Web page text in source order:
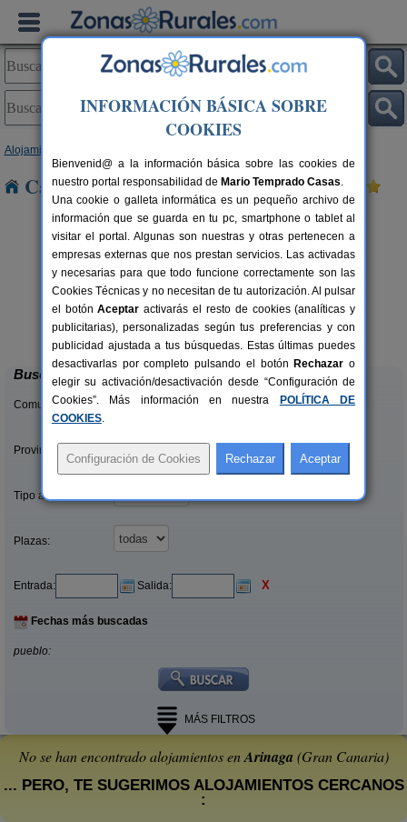
Alojamientos
Casas Rurales cerca de Arinaga
2 pers.
desde23 €
Casa El Granero
Aguimes (Gran Canaria)
Buscar
Comunidades:
Provincias/Islas:
Tipo alquiler:
Plazas:
Entrada: Salida: X
Fechas más buscadas
pueblo:
MÁS FILTROS
No se han encontrado alojamientos enArinaga (Gran Canaria)
... PERO, TE SUGERIMOS ALOJAMIENTOS CERCANOS
:
INFORMACIÓN BÁSICA SOBRE
COOKIES
Bienvenid@ a la información básica sobre las cookies de
nuestro portal responsabilidad de Mario Temprado Casas.
Una cookie o galleta informática es un pequeño archivo de
información que se guarda en tu pc, smartphone o tablet al
visitar el portal. Algunas son nuestras y otras pertenecen a
empresas externas que nos prestan servicios. Las activadas
y necesarias para que todo funcione correctamente son las
Cookies Técnicas y no necesitan de tu autorización. Al pulsar
el botónAceptar activarás el resto de cookies (analíticas y
publicitarias), personalizadas según tus preferencias y con
publicidad ajustada a tus búsquedas. Estas últimas puedes
desactivarlas por completo pulsando el botón Rechazar o
elegir su activación/desactivación desde “Configuración de
Cookies”. Más información en nuestra
POLÍTICA DE
COOKIES.